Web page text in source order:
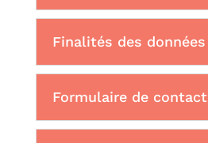
Finalités des données
Formulaire de contact